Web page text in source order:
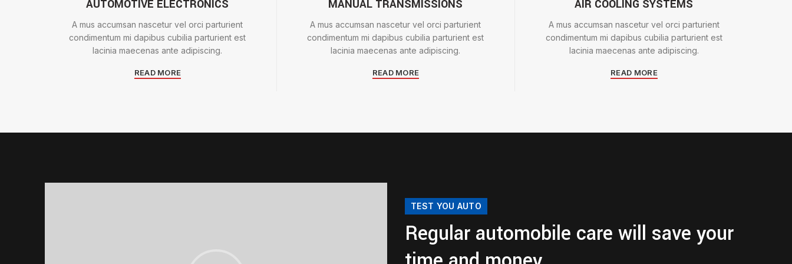
AUTOMOTIVE ELECTRONICS
A mus accumsan nascetur vel orci parturient
condimentum mi dapibus cubilia parturient est
lacinia maecenas ante adipiscing.
READ MORE
MANUAL TRANSMISSIONS
A mus accumsan nascetur vel orci parturient
condimentum mi dapibus cubilia parturient est
lacinia maecenas ante adipiscing.
READ MORE
AIR COOLING SYSTEMS
A mus accumsan nascetur vel orci parturient
condimentum mi dapibus cubilia parturient est
lacinia maecenas ante adipiscing.
READ MORE
TEST YOU AUTO
Regular automobile care will save your